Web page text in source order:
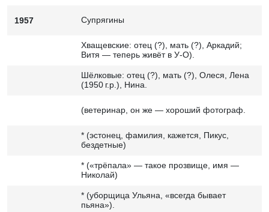
1957 Супрягины
Хващевские: отец (?), мать (?), Аркадий;
Витя — теперь живёт в У-О).
Шёлковые: отец (?), мать (?), Олеся, Лена
(1950 г.р.), Нина.
(ветеринар, он же — хороший фотограф.
* (эстонец, фамилия, кажется, Пикус,
бездетные)
* («трёпала» — такое прозвище, имя —
Николай)
* (уборщица Ульяна, «всегда бывает
пьяна»).